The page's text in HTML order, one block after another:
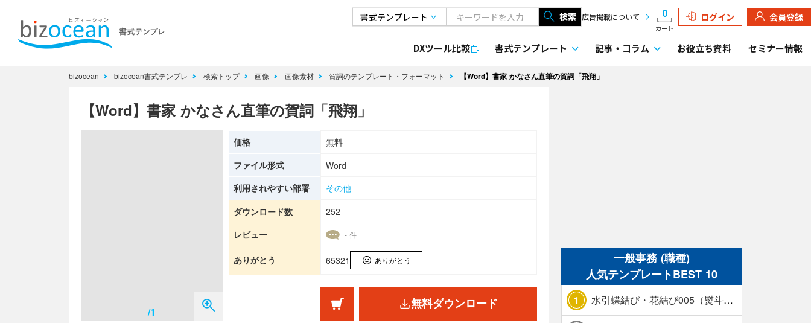
検索 広告掲載について 0
カート
ログイン 会員登録
DXツール比較 書式テンプレート 記事・ コラム お役立ち資料 セミナー情報
bizocean bizocean書式テンプレ 検索トップ 画像 画像素材 賀詞のテンプレート・フォーマット 【Word】書家 かなさん直筆の賀詞「飛翔」
【Word】書家 かなさん直筆の賀詞「飛翔」
/1
価格
無料
ファイル形式
Word
利用されやすい部署
その他
ダウンロード数
252
レビュー
- 件
ありがとう 65321 ありがとう
無料ダウンロード
一般事務 (職種)
人気テンプレートBEST 10
1 水引蝶結び・花結び005（熨斗あり）